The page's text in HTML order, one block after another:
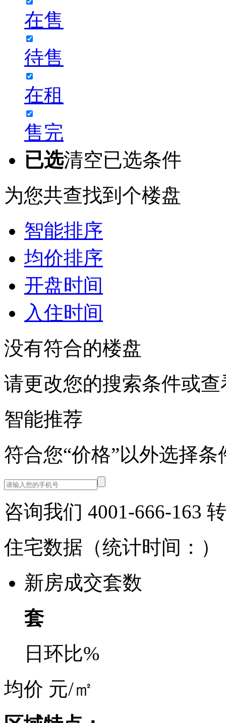
在售
待售
在租
售完
已选清空已选条件
为您共查找到 个楼盘
智能排序
均价排序
开盘时间
入住时间
没有符合的楼盘
请更改您的搜索条件或查
智能推荐
符合您“价格”以外选择条
咨询我们 4001-666-163 转
住宅数据 （统计时间： ）
新房成交套数
套
日环比%
均价 元/㎡